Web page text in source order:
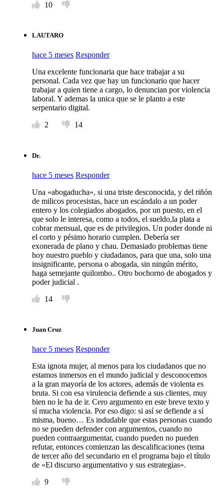
10
LAUTARO
hace 5 meses Responder
Una excelente funcionaria que hace trabajar a su
personal. Cada vez que hay un funcionario que hacer
trabajar a quien tiene a cargo, lo denuncian por violencia
laboral. Y ademas la unica que se le planto a este
serpentario digital.
2
14
Dr.
hace 5 meses Responder
Una «abogaducha», si una triste desconocida, y del riñón
de milicos procesistas, hace un escándalo a un poder
entero y los colegiados abogados, por un puesto, en el
que solo le interesa, como a todos, el sueldo,la plata a
cobrar mensual, que es de privilegios. Un poder donde ni
el corto y pésimo horario cumplen. Debería ser
exonerada de plano y chau. Demasiado problemas tiene
hoy nuestro pueblo y ciudadanos, para que una, solo una
insignificante, persona o abogada, sin ningún mérito,
haga semejante quilombo.. Otro bochorno de abogados y
poder judicial .
14
Juan Cruz
hace 5 meses Responder
Esta ignota mujer, al menos para los ciudadanos que no
estamos inmersos en el mundo judicial y desconocemos
a la gran mayoría de los actores, además de violenta es
bruta. Si con esa virulencia defiende a sus clientes, muy
bien no le ha de ir. Cero argumento en este breve texto y
sí mucha violencia. Por eso digo: si así se defiende a sí
misma, bueno… Es indudable que estas personas cuando
no se pueden defender con argumentos, cuando no
pueden contraargumentar, cuando pueden no pueden
refutar, entonces comienzan las descalificaciones (tema
de tercer año del secundario en el programa bajo el título
de «El discurso argumentativo y sus estrategias».
9